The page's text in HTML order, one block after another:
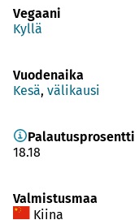
Vegaani
Kyllä
Vuodenaika
Kesä, välikausi
Palautusprosentti
18.18
Valmistusmaa
Kiina